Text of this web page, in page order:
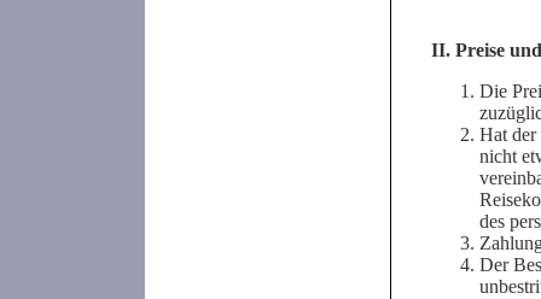
II. Preise
Die
Hat der
nicht
des
Der